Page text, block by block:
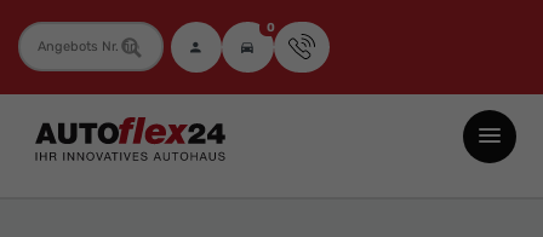
Fahrzeugnummer 0
Autoflex24
GmbH